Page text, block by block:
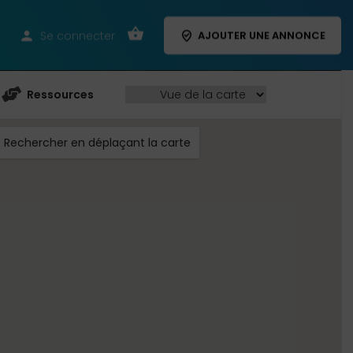
Se connecter AJOUTER UNE ANNONCE
Ressources
Rechercher en déplaçant la carte